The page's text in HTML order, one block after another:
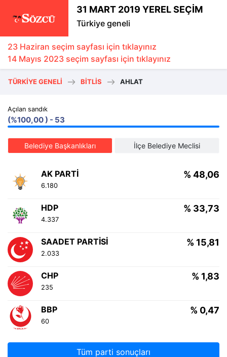
31 MART 2019 YEREL SEÇİM
Türkiye geneli
23 Haziran seçim sayfası için tıklayınız
14 Mayıs 2023 seçim sayfası için tıklayınız
TÜRKIYE GENELI BITLIS AHLAT
Açılan sandık
(%100,00 ) - 53
Belediye Başkanlıkları İlçe Belediye Meclisi
AK PARTI % 48,06
6.180
HDP % 33,73
4.337
SAADET PARTISI % 15,81
2.033
CHP % 1,83
235
BBP % 0,47
60
Tüm parti sonuçları